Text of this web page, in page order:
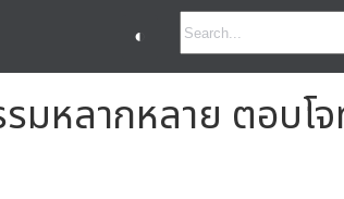
◐
รมหลากหลาย ตอบโ